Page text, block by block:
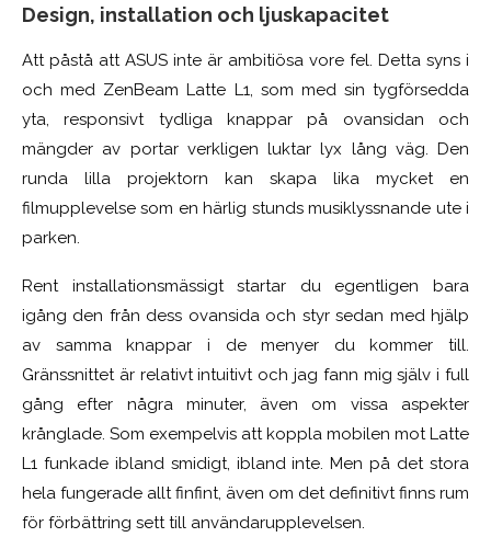
Design, installation och ljuskapacitet
Att påstå att ASUS inte är ambitiösa vore fel. Detta syns i
och med ZenBeam Latte L1, som med sin tygförsedda
yta, responsivt tydliga knappar på ovansidan och
mängder av portar verkligen luktar lyx lång väg. Den
runda lilla projektorn kan skapa lika mycket en
filmupplevelse som en härlig stunds musiklyssnande ute i
parken.
Rent installationsmässigt startar du egentligen bara
igång den från dess ovansida och styr sedan med hjälp
av samma knappar i de menyer du kommer till.
Gränssnittet är relativt intuitivt och jag fann mig själv i full
gång efter några minuter, även om vissa aspekter
krånglade. Som exempelvis att koppla mobilen mot Latte
L1 funkade ibland smidigt, ibland inte. Men på det stora
hela fungerade allt finfint, även om det definitivt finns rum
för förbättring sett till användarupplevelsen.